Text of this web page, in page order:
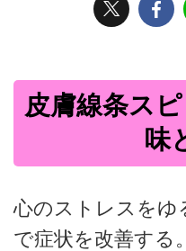
皮膚線条ス
味
心のストレスをゆ
で症状を改善する。